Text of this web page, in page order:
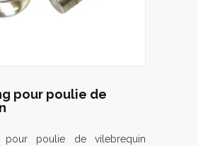
pour poulie de
pour poulie de vilebrequin